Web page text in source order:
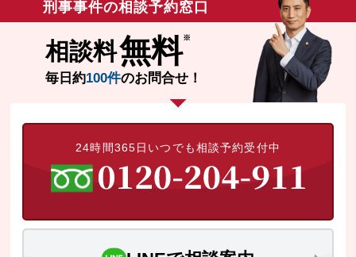
刑事事件の相談予約窓口
相談料無料
毎日約100件のお問合せ！
24時間365日いつでも相談予約受付中